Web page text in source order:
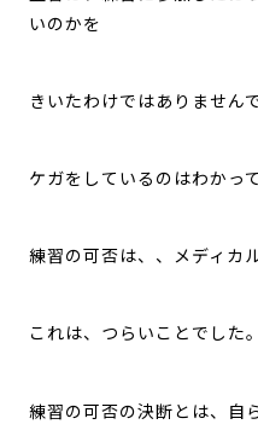
いのかを
きいたわけではありません
ケガをしているのはわかっ
練習の可否は、、メディカ
これは、つらいことでした。
練習の可否の決断とは、自